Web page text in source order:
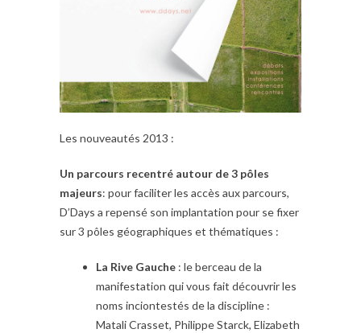
Les nouveautés 2013 :
Un parcours recentré autour de 3 pôles
majeurs: pour faciliter les accès aux parcours,
D’Days a repensé son implantation pour se fixer
sur 3 pôles géographiques et thématiques :
La Rive Gauche : le berceau de la
manifestation qui vous fait découvrir les
noms inciontestés de la discipline :
Matali Crasset, Philippe Starck, Elizabeth